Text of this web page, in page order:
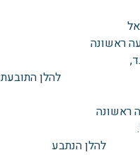
ראשונה
התובעת
ראשונה
הנתבע